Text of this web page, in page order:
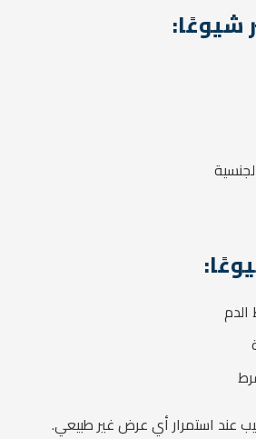
شيوعًا:
عند استمرار أي عرض غير طبيعي.